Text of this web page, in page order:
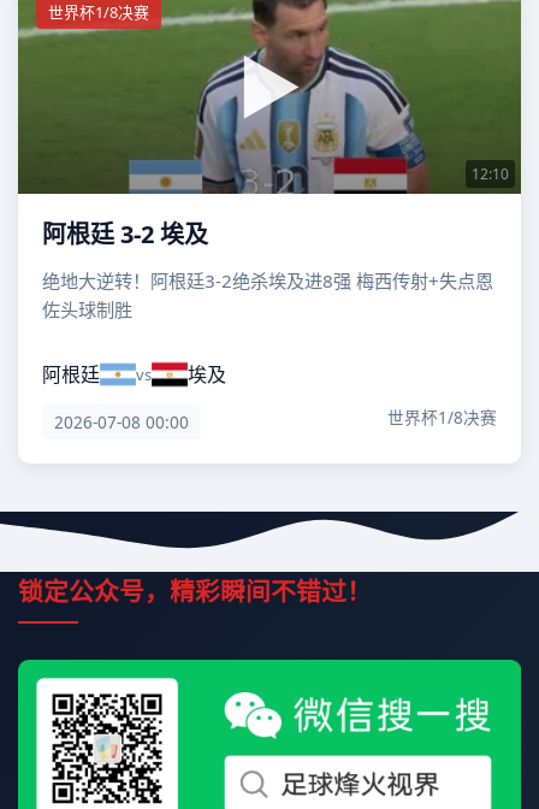
世界杯1/8决赛
12:10
阿根廷 3-2 埃及
绝地大逆转！阿根廷3-2绝杀埃及进8强 梅西传射+失点恩
佐头球制胜
阿根廷 vs 埃及
2026-07-08 00:00 世界杯1/8决赛
锁定公众号，精彩瞬间不错过！